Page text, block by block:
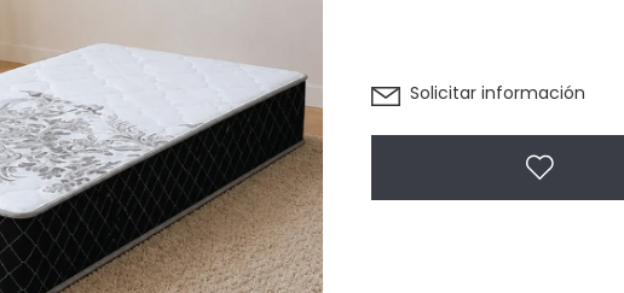
Solicitar información